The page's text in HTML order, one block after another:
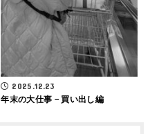
2025.12.23
年末の大仕事－買い出し編